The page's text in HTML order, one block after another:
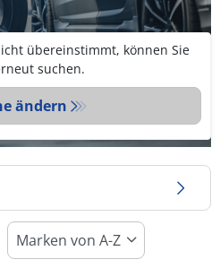
übereinstimmt, können Sie
suchen.
ändern